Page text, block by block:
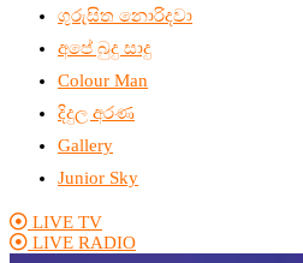
ගුරුසිත නොරිදවා
අපේ බුදු සාදු
Colour Man
දිදුල අරණ
Gallery
Junior Sky
LIVE TV
LIVE RADIO